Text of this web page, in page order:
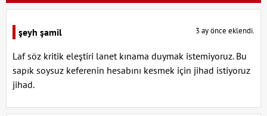
şeyh şamil 3 ay önce eklendi.
Laf söz kritik eleştiri lanet kınama duymak istemiyoruz. Bu
sapık soysuz keferenin hesabını kesmek için jihad istiyoruz
jihad.